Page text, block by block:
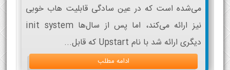
می‌شده است که در عین سادگی قابلیت هاب خوبی
نیز ارائه می‌کند، اما پس از سال‌ها init system
دیگری ارائه شد با نام Upstart که قابل...
ادامه مطلب